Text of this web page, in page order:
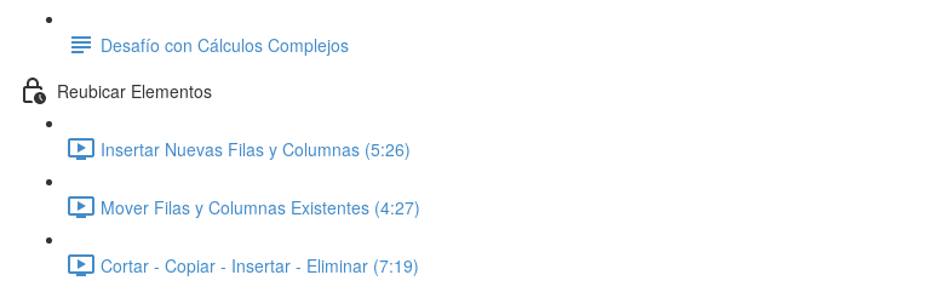
Desafío con Cálculos Complejos
Reubicar Elementos
Insertar Nuevas Filas y Columnas (5:26)
Mover Filas y Columnas Existentes (4:27)
Cortar - Copiar - Insertar - Eliminar (7:19)